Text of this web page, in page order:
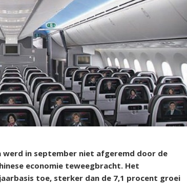
werd in september niet afgeremd door de
economie teweegbracht. Het
toe, sterker dan de 7,1 procent groei